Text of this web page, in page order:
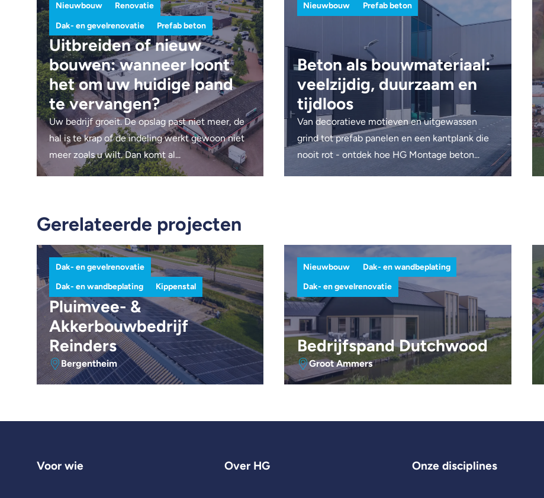
Nieuwbouw
Renovatie
Dak- en gevelrenovatie
Prefab beton
Uitbreiden of nieuw
bouwen: wanneer loont
het om uw huidige pand
te vervangen?
Uw bedrijf groeit. De opslag past niet meer, de
hal is te krap of de indeling werkt gewoon niet
meer zoals u wilt. Dan komt al...
Nieuwbouw Prefab beton
Beton als bouwmateriaal:
veelzijdig, duurzaam en
tijdloos
Van decoratieve motieven en uitgewassen
grind tot prefab panelen en een kantplank die
nooit rot - ontdek hoe HG Montage beton...
Gerelateerde projecten
Dak- en gevelrenovatie
Dak- en wandbeplating
Kippenstal
Pluimvee- &
Akkerbouwbedrijf
Reinders
Bergentheim
Nieuwbouw
Dak- en wandbeplating
Dak- en gevelrenovatie
Bedrijfspand Dutchwood
Groot Ammers
Voor wie Over HG Onze disciplines